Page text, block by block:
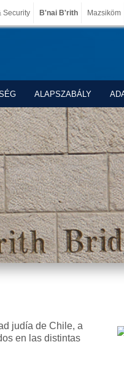
Security B'nai B'rith Mazsiköm
ALAPSZABÁLY
judía de Chile, a
en las distintas